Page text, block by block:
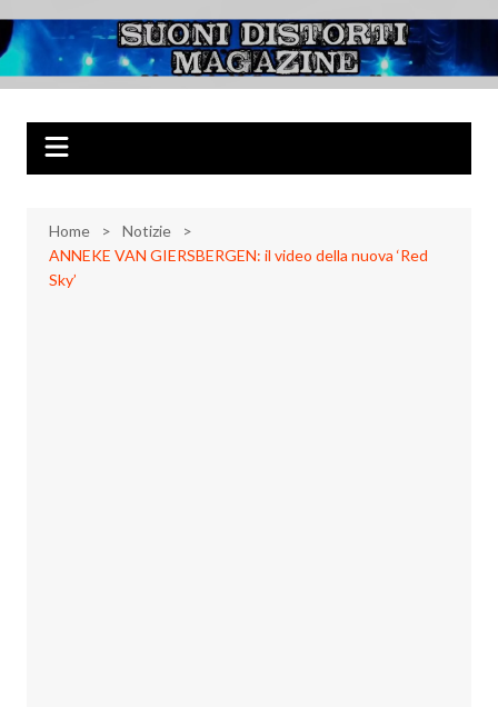
al
contenuto
Suoni Distorti
Magazine
Musica Rock, Metal, Punk e varie sonorità alternative
Home
Notizie
ANNEKE VAN GIERSBERGEN: il video della nuova ‘Red
Sky’